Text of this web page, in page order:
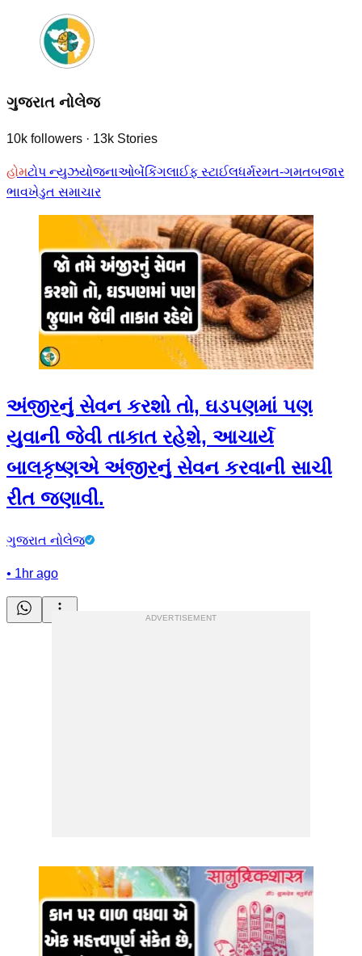
ગુજરાત નોલેજ
10k followers · 13k Stories
હોમટોપ ન્યુઝયોજનાઓબેંકિંગલાઈફ સ્ટાઈલધર્મરમત-ગમતબજાર
ભાવખેડુત સમાચાર
અંજીરનું સેવન કરશો તો, ઘડપણમાં પણ
યુવાની જેવી તાકાત રહેશે, આચાર્ય
બાલકૃષ્ણએ અંજીરનું સેવન કરવાની સાચી
રીત જણાવી.
ગુજરાત નોલેજ
• 1hr ago
ADVERTISEMENT